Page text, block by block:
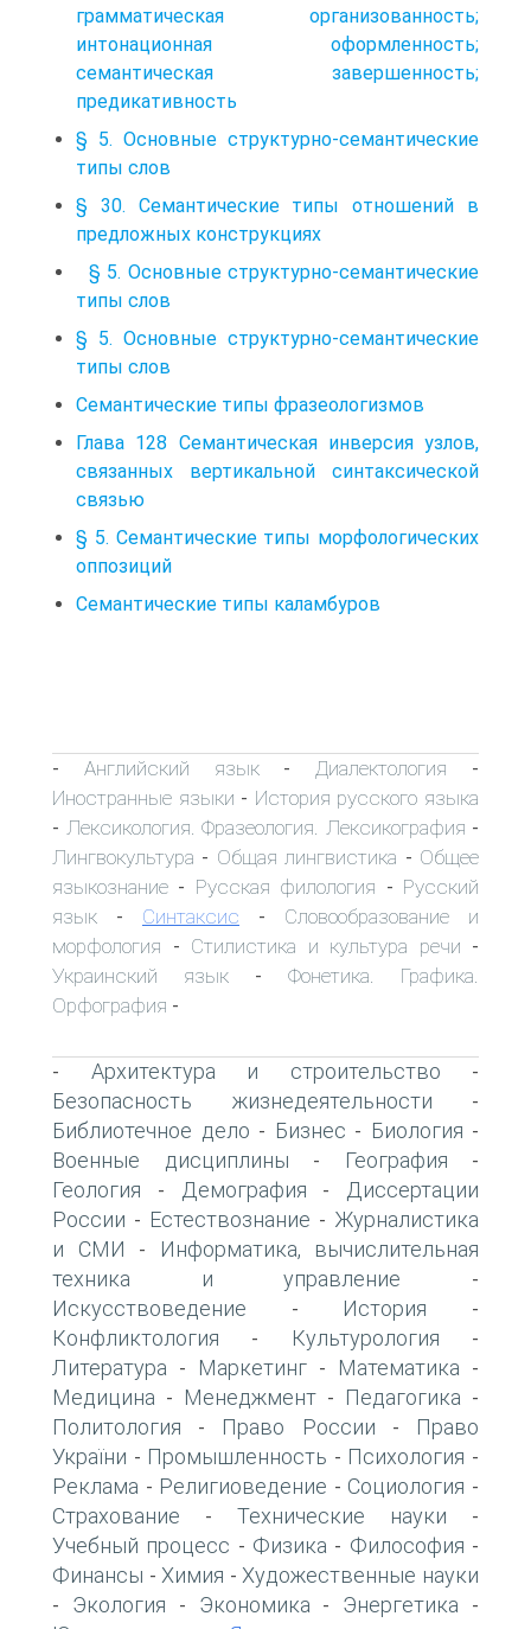
грамматическая организованность;
интонационная оформленность;
семантическая завершенность;
предикативность
§ 5. Основные структурно-семантические
типы слов
§ 30. Семантические типы отношений в
предложных конструкциях
§ 5. Основные структурно-семантические
типы слов
§ 5. Основные структурно-семантические
типы слов
Семантические типы фразеологизмов
Глава 128 Семантическая инверсия узлов,
связанных вертикальной синтаксической
связью
§ 5. Семантические типы морфологических
оппозиций
Семантические типы каламбуров
- Английский язык- Диалектология -
Иностранные языки - История русского языка
- Лексикология. Фразеология. Лексикография -
Лингвокультура - Общая лингвистика - Общее
языкознание - Русская филология - Русский
язык - Синтаксис - Словообразование и
морфология - Стилистика и культура речи -
Украинский язык - Фонетика. Графика.
Орфография -
- Архитектура и строительство -
Безопасность жизнедеятельности -
Библиотечное дело - Бизнес - Биология -
Военные дисциплины - География -
Геология - Демография -
Диссертации
России - Естествознание - Журналистика
и СМИ -
Информатика, вычислительная
техника и управление -
Искусствоведение - История -
Конфликтология - Культурология -
Литература - Маркетинг - Математика -
Медицина - Менеджмент - Педагогика -
Политология - Право России -
Право
України - Промышленность - Психология -
Реклама - Религиоведение - Социология -
Страхование - Технические науки -
Учебный процесс - Физика - Философия -
Финансы - Химия - Художественные науки
- Экология - Экономика - Энергетика -